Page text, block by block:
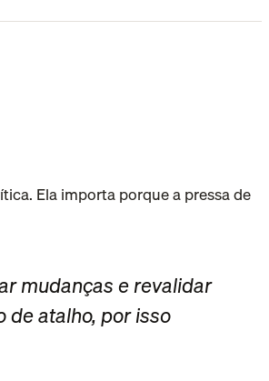
mudanças e revalidar
de atalho, por isso